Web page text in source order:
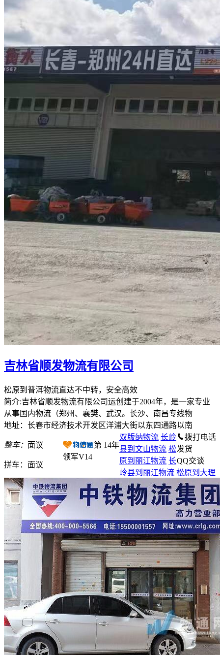
吉林省顺发物流有限公司
松原到普洱物流直达不中转，安全高效
简介:吉林省顺发物流有限公司运创建于2004年，是一家专业
从事国内物流（郑州、襄樊、武汉。长沙、南昌专线物
地址：长春市经济技术开发区洋浦大街以东四通路以南
整车： 面议
拼车： 面议
第 14年
领军V14
拨打电话
发货
QQ交谈
双版纳物流 长岭
县到文山物流 松
原到丽江物流 长
岭县到丽江物流 松原到大理